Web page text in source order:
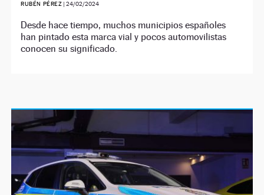
RUBÉN PÉREZ |24/02/2024
Desde hace tiempo, muchos municipios españoles
han pintado esta marca vial y pocos automovilistas
conocen su significado.